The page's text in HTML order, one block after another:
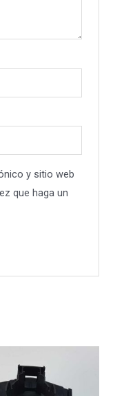
y sitio web
que haga un